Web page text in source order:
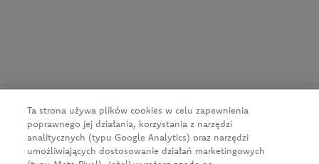
64-600 Oborniki
e-mail:firma@cedc.com
KRS: 0000051098
NIP: 526-020-93-95
Ta strona używa plików cookies w celu zapewnienia
poprawnego jej działania, korzystania z narzędzi
analitycznych (typu Google Analytics) oraz narzędzi
umożliwiających dostosowanie działań marketingowych